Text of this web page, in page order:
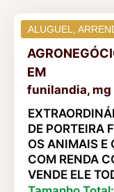
EM
funilandia, mg
DE PORTEIRA
OS ANIMAIS E
COM RENDA
VENDE ELE
ALUGUEL